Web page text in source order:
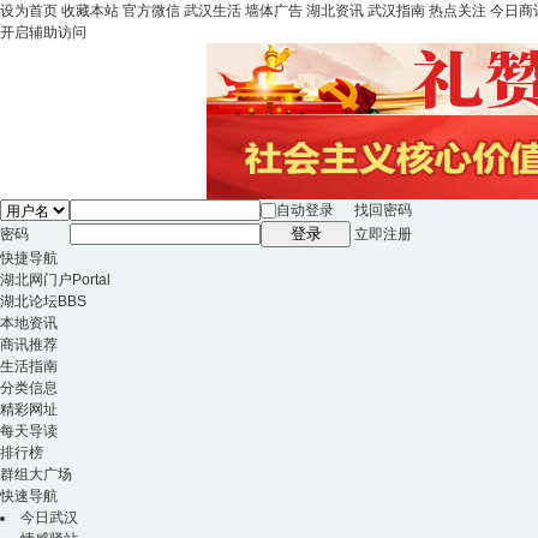
设为首页 收藏本站 官方微信 武汉生活 墙体广告 湖北资讯 武汉指南 热点关注 今日商
开启辅助访问
自动登录
找回密码
密码
登录
立即注册
快捷导航
湖北网门户 Portal
湖北论坛BBS
本地资讯
商讯推荐
生活指南
分类信息
精彩网址
每天导读
排行榜
群组大广场
快速导航
今日武汉